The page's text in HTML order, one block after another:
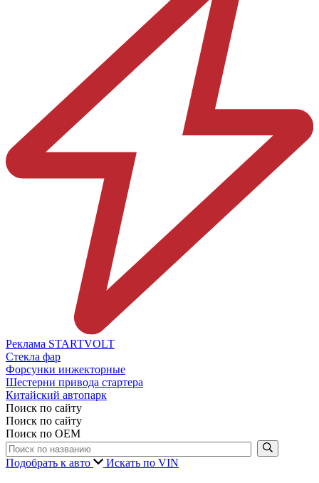
Реклама STARTVOLT
Стекла фар
Форсунки инжекторные
Шестерни привода стартера
Китайский автопарк
Поиск по сайту
Поиск по сайту
Поиск по ОЕМ
Подобрать к авто Искать по VIN